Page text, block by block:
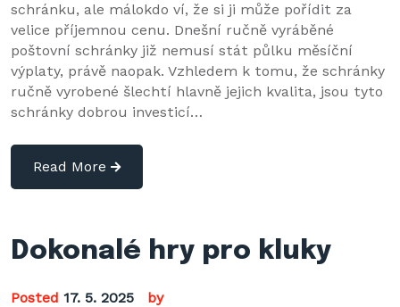
schránku, ale málokdo ví, že si ji může pořídit za
velice příjemnou cenu. Dnešní ručně vyráběné
poštovní schránky již nemusí stát půlku měsíční
výplaty, právě naopak. Vzhledem k tomu, že schránky
ručně vyrobené šlechtí hlavně jejich kvalita, jsou tyto
schránky dobrou investicí…
Read More
Dokonalé hry pro kluky
Posted 17. 5. 2025 by